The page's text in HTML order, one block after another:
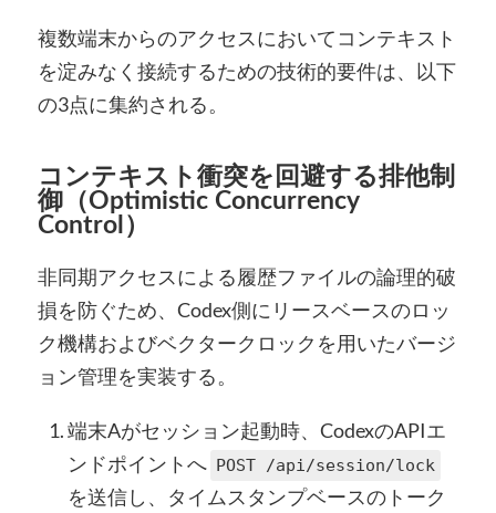
複数端末からのアクセスにおいてコンテキスト
を淀みなく接続するための技術的要件は、以下
の3点に集約される。
コンテキスト衝突を回避する排他制
御（Optimistic Concurrency
Control）
非同期アクセスによる履歴ファイルの論理的破
損を防ぐため、Codex側にリースベースのロッ
ク機構およびベクタークロックを用いたバージ
ョン管理を実装する。
端末Aがセッション起動時、CodexのAPIエ
ンドポイントへ POST /api/session/lock
を送信し、タイムスタンプベースのトーク